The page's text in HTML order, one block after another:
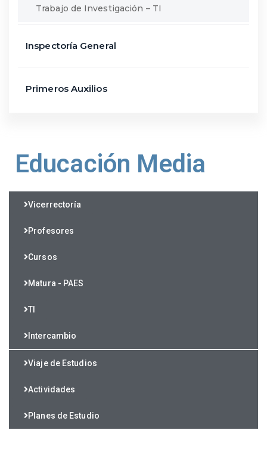
Educación Media
Vicerrectoría
Profesores
Cursos
Matura - PAES
TI
Intercambio
Viaje de Estudios
Actividades
Planes de Estudio
Trabajo de Investigación – TI
Inspectoría General
Primeros Auxilios